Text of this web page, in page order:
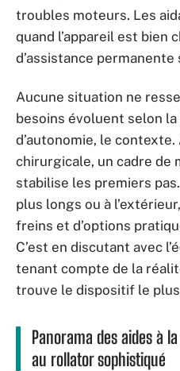
troubles moteurs. Les
quand l’appareil est bien
d’assistance permanente
Aucune situation ne
besoins évoluent selon
d’autonomie, le
chirurgicale, un cadre de
stabilise les premiers
plus longs ou à
freins et d’options
C’est en discutant avec
tenant compte de la
trouve le dispositif le
Panorama des aides à
au rollator sophistiqué